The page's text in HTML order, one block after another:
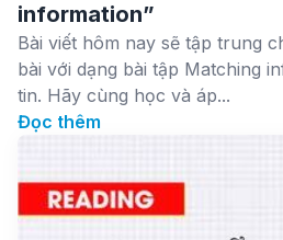
information”
Bài viết hôm nay sẽ tập trung
bài với dạng bài tập Matching
tin. Hãy cùng học và áp...
Đọc thêm